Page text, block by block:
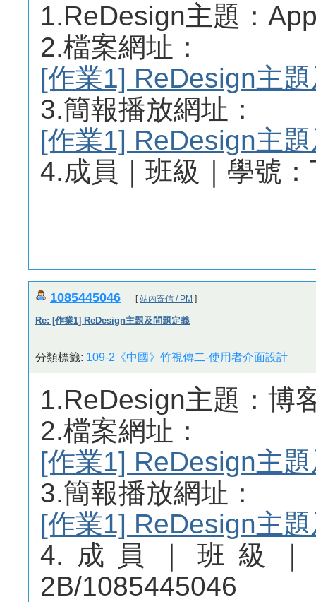
1.ReDesign主題：
2.檔案網址：
[作業1] ReDesign主
3.簡報播放網址：
[作業1] ReDesign主
4.成員｜班級｜學號
1085445046 [站內寄信 / PM ]
Re: [作業1] ReDesign主題及問題定義
分類標籤: 109-2《中國》竹視傳二-使用者介面設計
1.ReDesign主題：博
2.檔案網址：
[作業1] ReDesign主
3.簡報播放網址：
[作業1] ReDesign主
4.成員｜班級
2B/1085445046